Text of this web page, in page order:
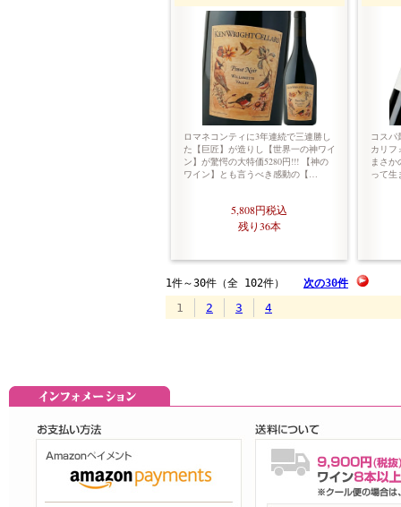
ロマネコンティに3年連続で三連勝し
た【巨匠】が造りし【世界一の神ワイ
ン】が驚愕の大特価5280円!!! 【神の
ワイン】とも言うべき感動の【…
5,808円税込
残り36本
コスパ
カリフ
まさか
って